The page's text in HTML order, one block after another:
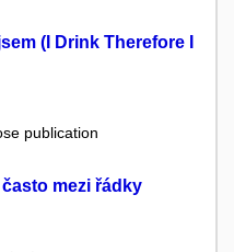
(I Drink Therefore I
publication
mezi řádky